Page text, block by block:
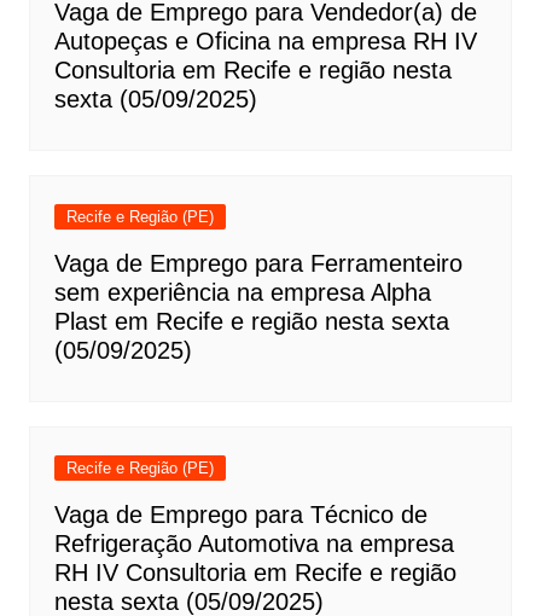
Vaga de Emprego para Vendedor(a) de
Autopeças e Oficina na empresa RH IV
Consultoria em Recife e região nesta
sexta (05/09/2025)
Recife e Região (PE)
Vaga de Emprego para Ferramenteiro
sem experiência na empresa Alpha
Plast em Recife e região nesta sexta
(05/09/2025)
Recife e Região (PE)
Vaga de Emprego para Técnico de
Refrigeração Automotiva na empresa
RH IV Consultoria em Recife e região
nesta sexta (05/09/2025)